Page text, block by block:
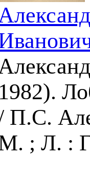
1982).
П.С.
; Л. :